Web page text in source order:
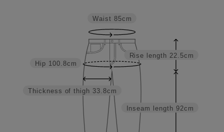
Inseam length 92cm
Rise length 22.5cm
Thickness of thigh 33.8cm
Hip 100.8cm
Waist 85cm